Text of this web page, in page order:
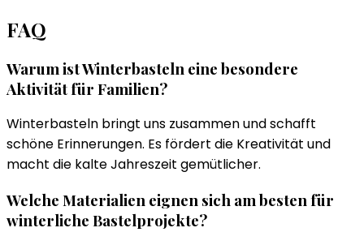
FAQ
Warum ist Winterbasteln eine besondere
Aktivität für Familien?
Winterbasteln bringt uns zusammen und schafft
schöne Erinnerungen. Es fördert die Kreativität und
macht die kalte Jahreszeit gemütlicher.
Welche Materialien eignen sich am besten für
winterliche Bastelprojekte?